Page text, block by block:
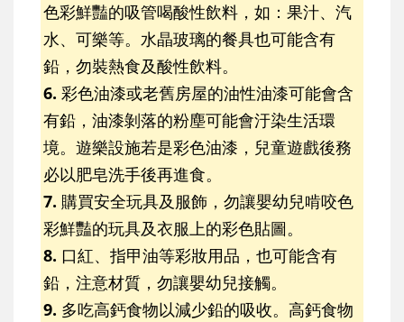
色彩鮮豔的吸管喝酸性飲料，如：果汁、汽
水、可樂等。水晶玻璃的餐具也可能含有
鉛，勿裝熱食及酸性飲料。
6. 彩色油漆或老舊房屋的油性油漆可能會含
有鉛，油漆剝落的粉塵可能會汙染生活環
境。遊樂設施若是彩色油漆，兒童遊戲後務
必以肥皂洗手後再進食。
7. 購買安全玩具及服飾，勿讓嬰幼兒啃咬色
彩鮮豔的玩具及衣服上的彩色貼圖。
8. 口紅、指甲油等彩妝用品，也可能含有
鉛，注意材質，勿讓嬰幼兒接觸。
9. 多吃高鈣食物以減少鉛的吸收。高鈣食物